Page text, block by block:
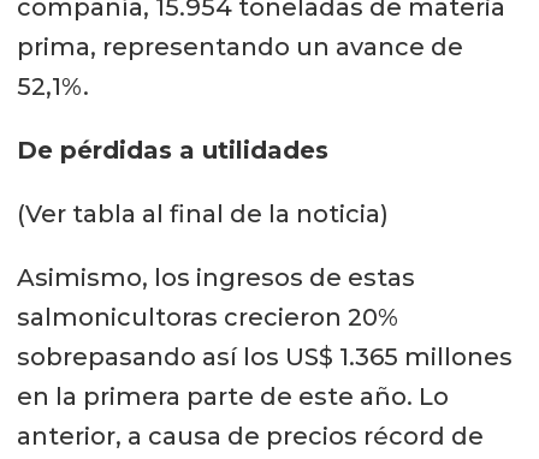
compañía, 15.954 toneladas de materia
prima, representando un avance de
52,1%.
De pérdidas a utilidades
(Ver tabla al final de la noticia)
Asimismo, los ingresos de estas
salmonicultoras crecieron 20%
sobrepasando así los US$ 1.365 millones
en la primera parte de este año. Lo
anterior, a causa de precios récord de